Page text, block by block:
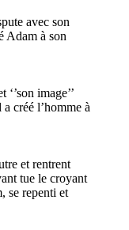
avec son
Adam à son
image’’
créé l’homme à
et rentrent
tue le croyant
se repenti et